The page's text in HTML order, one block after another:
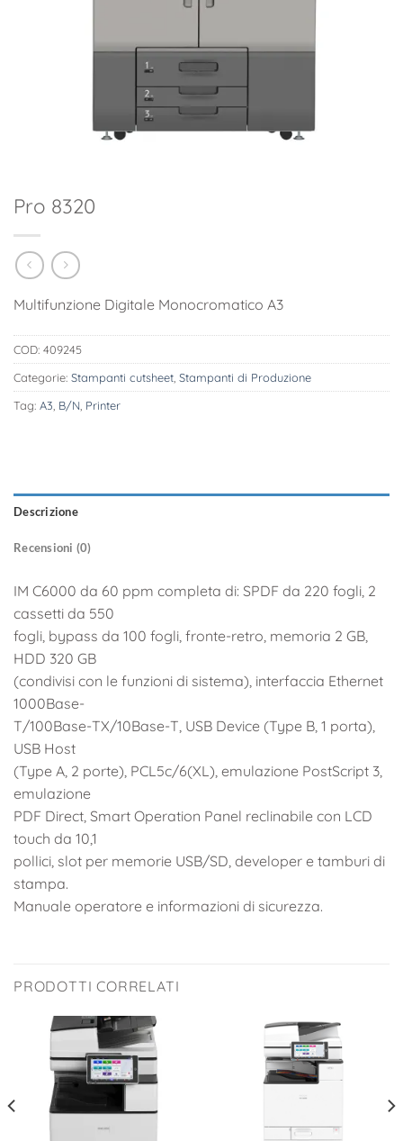
Pro 8320
Multifunzione Digitale Monocromatico A3
COD: 409245
Categorie: Stampanti cutsheet, Stampanti di Produzione
Tag: A3, B/N, Printer
Descrizione
Recensioni (0)
IM C6000 da 60 ppm completa di: SPDF da 220 fogli, 2
cassetti da 550
fogli, bypass da 100 fogli, fronte-retro, memoria 2 GB,
HDD 320 GB
(condivisi con le funzioni di sistema), interfaccia Ethernet
1000Base-
T/100Base-TX/10Base-T, USB Device (Type B, 1 porta),
USB Host
(Type A, 2 porte), PCL5c/6(XL), emulazione PostScript 3,
emulazione
PDF Direct, Smart Operation Panel reclinabile con LCD
touch da 10,1
pollici, slot per memorie USB/SD, developer e tamburi di
stampa.
Manuale operatore e informazioni di sicurezza.
PRODOTTI CORRELATI